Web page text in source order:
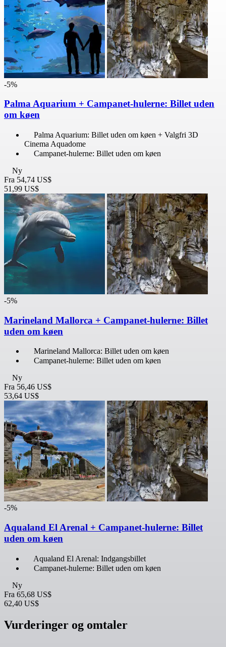
-5%
Palma Aquarium + Campanet-hulerne: Billet uden
om køen
Palma Aquarium: Billet uden om køen + Valgfri 3D
Cinema Aquadome
Campanet-hulerne: Billet uden om køen
Ny
Fra 54,74 US$
51,99 US$
-5%
Marineland Mallorca + Campanet-hulerne: Billet
uden om køen
Marineland Mallorca: Billet uden om køen
Campanet-hulerne: Billet uden om køen
Ny
Fra 56,46 US$
53,64 US$
-5%
Aqualand El Arenal + Campanet-hulerne: Billet
uden om køen
Aqualand El Arenal: Indgangsbillet
Campanet-hulerne: Billet uden om køen
Ny
Fra 65,68 US$
62,40 US$
Vurderinger og omtaler